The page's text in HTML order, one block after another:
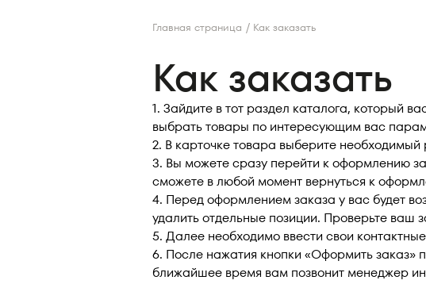
Главная страница / Как заказать
Как заказать
1. Зайдите в тот раздел каталога, который
выбрать товары по интересующим вас
2. В карточке товара выберите
3. Вы можете сразу перейти к оформлению
сможете в любой момент вернуться к
4. Перед оформлением заказа у вас будет
удалить отдельные позиции. Проверьте ваш
5. Далее необходимо ввести свои
6. После нажатия кнопки «Оформить
ближайшее время вам позвонит менеджер